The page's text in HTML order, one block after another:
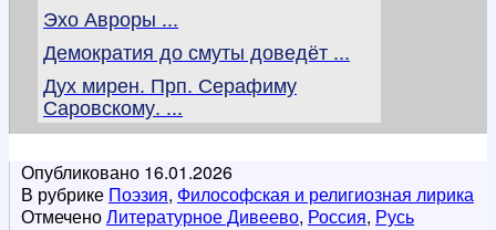
Эхо Авроры ...
Демократия до смуты доведёт ...
Дух мирен. Прп. Серафиму
Саровскому. ...
Опубликовано 16.01.2026
В рубрике Поэзия, Философская и религиозная лирика
ОтмеченоЛитературное Дивеево, Россия, Русь